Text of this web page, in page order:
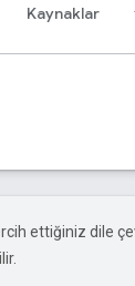
Kaynaklar
ettiğiniz dile